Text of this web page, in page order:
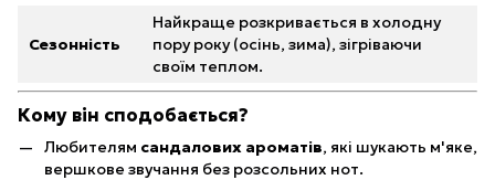
Сезонність
Найкраще розкривається в холодну
пору року (осінь, зима), зігріваючи
своїм теплом.
Кому він сподобається?
Любителям сандалових ароматів, які шукають м'яке,
вершкове звучання без розсольних нот.